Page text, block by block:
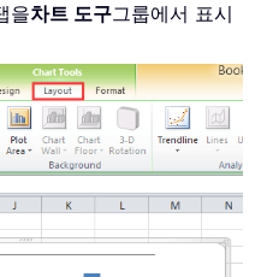
을차트 도구그룹에서 표시